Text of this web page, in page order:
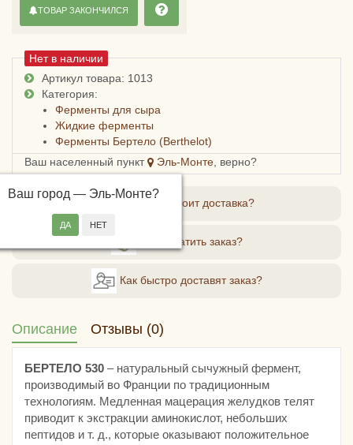
Нет в наличии
Артикул товара: 1013
Категория:
Ферменты для сыра
Жидкие ферменты
Ферменты Бертело (Berthelot)
Ваш населенный пункт
Эль-Монте , верно?
Ваш город — Эль-Монте?
ТОВАР ЗАКОНЧИЛСЯ
Сколько стоит доставка?
Как оплатить заказ?
Как быстро доставят заказ?
Описание Отзывы (0)
БЕРТЕЛО 530 – натуральный сычужный фермент,
производимый во Франции по традиционным
технологиям. Медленная мацерация желудков телят
приводит к экстракции аминокислот, небольших
пептидов и т. д., которые оказывают положительное